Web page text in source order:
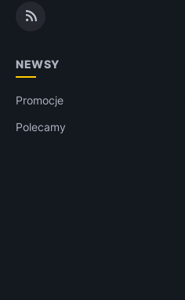
NEWSY
Promocje
Polecamy